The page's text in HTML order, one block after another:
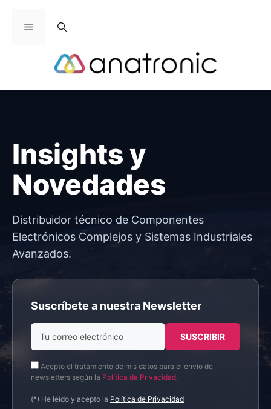
Menú
Insights y
Novedades
Distribuidor técnico de Componentes
Electrónicos Complejos y Sistemas Industriales
Avanzados.
Suscríbete a nuestra Newsletter
Acepto el tratamiento de mis datos para el envío de
newsletters según la Política de Privacidad.
(*) He leído y acepto la Política de Privacidad